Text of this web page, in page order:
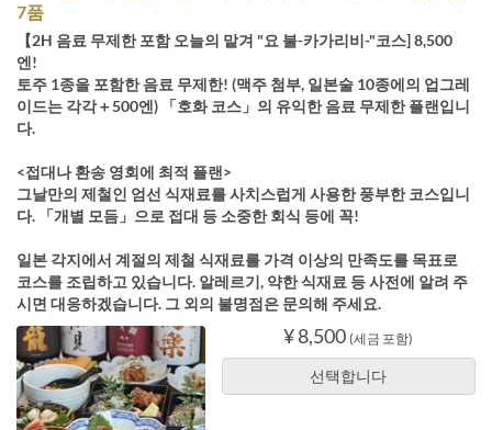
7품
【2H 음료 무제한 포함 오늘의 맡겨 "요 불-카가리비-"코스] 8,500
엔!
토주 1종을 포함한 음료 무제한! (맥주 첨부, 일본술 10종에의 업그레
이드는 각각＋500엔) 「호화 코스」의 유익한 음료 무제한 플랜입니
다.
<접대나 환송 영회에 최적 플랜>
그날만의 제철인 엄선 식재료를 사치스럽게 사용한 풍부한 코스입니
다. 「개별 모듬」으로 접대 등 소중한 회식 등에 꼭!
일본 각지에서 계절의 제철 식재료를 가격 이상의 만족도를 목표로
코스를 조립하고 있습니다. 알레르기, 약한 식재료 등 사전에 알려 주
시면 대응하겠습니다. 그 외의 불명점은 문의해 주세요.
¥ 8,500 (세금 포함)
선택합니다